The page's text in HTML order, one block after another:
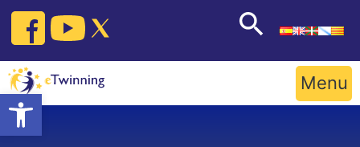
Open toolbar
Skip
content
Menu